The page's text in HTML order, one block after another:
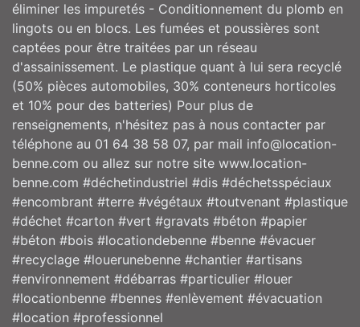
éliminer les impuretés - Conditionnement du plomb en
lingots ou en blocs. Les fumées et poussières sont
captées pour être traitées par un réseau
d'assainissement. Le plastique quant à lui sera recyclé
(50% pièces automobiles, 30% conteneurs horticoles
et 10% pour des batteries) Pour plus de
renseignements, n'hésitez pas à nous contacter par
téléphone au 01 64 38 58 07, par mail info@location-
benne.com ou allez sur notre site www.location-
benne.com #déchetindustriel #dis #déchetsspéciaux
#encombrant #terre #végétaux #toutvenant #plastique
#déchet #carton #vert #gravats #béton #papier
#béton #bois #locationdebenne #benne #évacuer
#recyclage #louerunebenne #chantier #artisans
#environnement #débarras #particulier #louer
#locationbenne #bennes #enlèvement #évacuation
#location #professionnel